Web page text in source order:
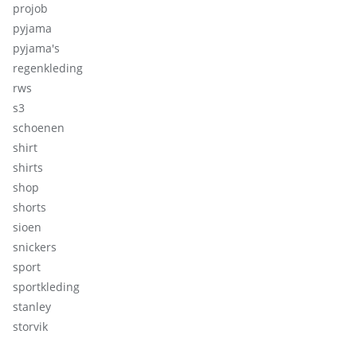
projob
pyjama
pyjama's
regenkleding
rws
s3
schoenen
shirt
shirts
shop
shorts
sioen
snickers
sport
sportkleding
stanley
storvik